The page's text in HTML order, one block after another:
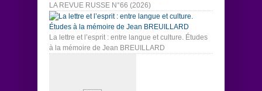
LA REVUE RUSSE N°66 (2026)
La lettre et l’esprit : entre langue et culture. Études
à la mémoire de Jean BREUILLARD